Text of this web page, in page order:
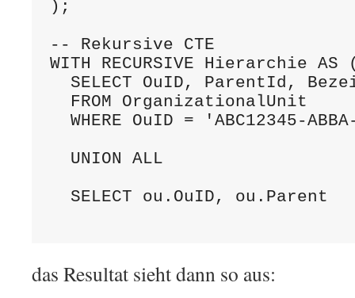
);
-- Rekursive CTE
WITH RECURSIVE Hierarchie AS
SELECT OuID, ParentId,
  FROM OrganizationalUnit
WHERE OuID = 'ABC12345-
  UNION ALL
  SELECT ou.OuID, ou.Parent
das Resultat sieht dann so aus: